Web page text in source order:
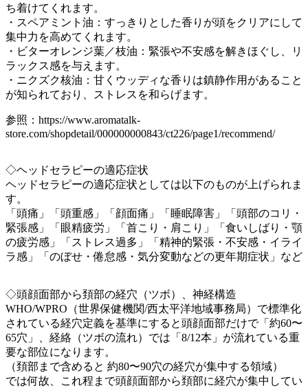
ち着けてくれます。
・スペアミント油：すっきりとした香りが頭をクリアにして
集中力を高めてくれます。
・ビターオレンジ葉／枝油：緊張や不安感を解きほぐし、リ
ラックス感を与えます。
・ニクズク核油：甘くウッディな香りは鎮静作用があること
が知られており、ストレスを和らげます。
参照：https://www.aromatalk-
store.com/shopdetail/000000000843/ct226/page1/recommend/
◇ヘッドセラピーの適応症状
ヘッドセラピーの適応症状としては以下のものが上げられま
す。
「頭痛」「頭重感」「顔面痛」「睡眠障害」「頭部のコリ・
緊張感」「眼精疲労」「首こり・肩こり」「食いしばり・顎
の疲労感」「ストレス過多」「精神的緊張・不安感・イライ
ラ感」「のぼせ・倦怠感・気分変動などの更年期症状」など
◇頭顔面部から頚部の経穴（ツボ）、神経構造
WHO/WPRO（世界保健機関/西太平洋地域事務局）で標準化
されている経穴定義を基準にすると頭顔面部だけで「約60〜
65穴」、経絡（ツボの流れ）では「8/12本」が流れている重
要な部位になります。
（頚部まで含めると 約80〜90穴の経穴が集中する領域）
では何故、これ程まで頭顔面部から頚部に経穴が集中してい